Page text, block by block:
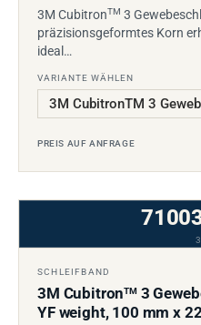
3M CubitronTM 3
präzisionsgeformtes Korn
ideal…
VARIANTE WÄHLEN
PREIS AUF ANFRAGE
SCHLEIFBAND
3M CubitronTM3
YF weight, 100 mm x